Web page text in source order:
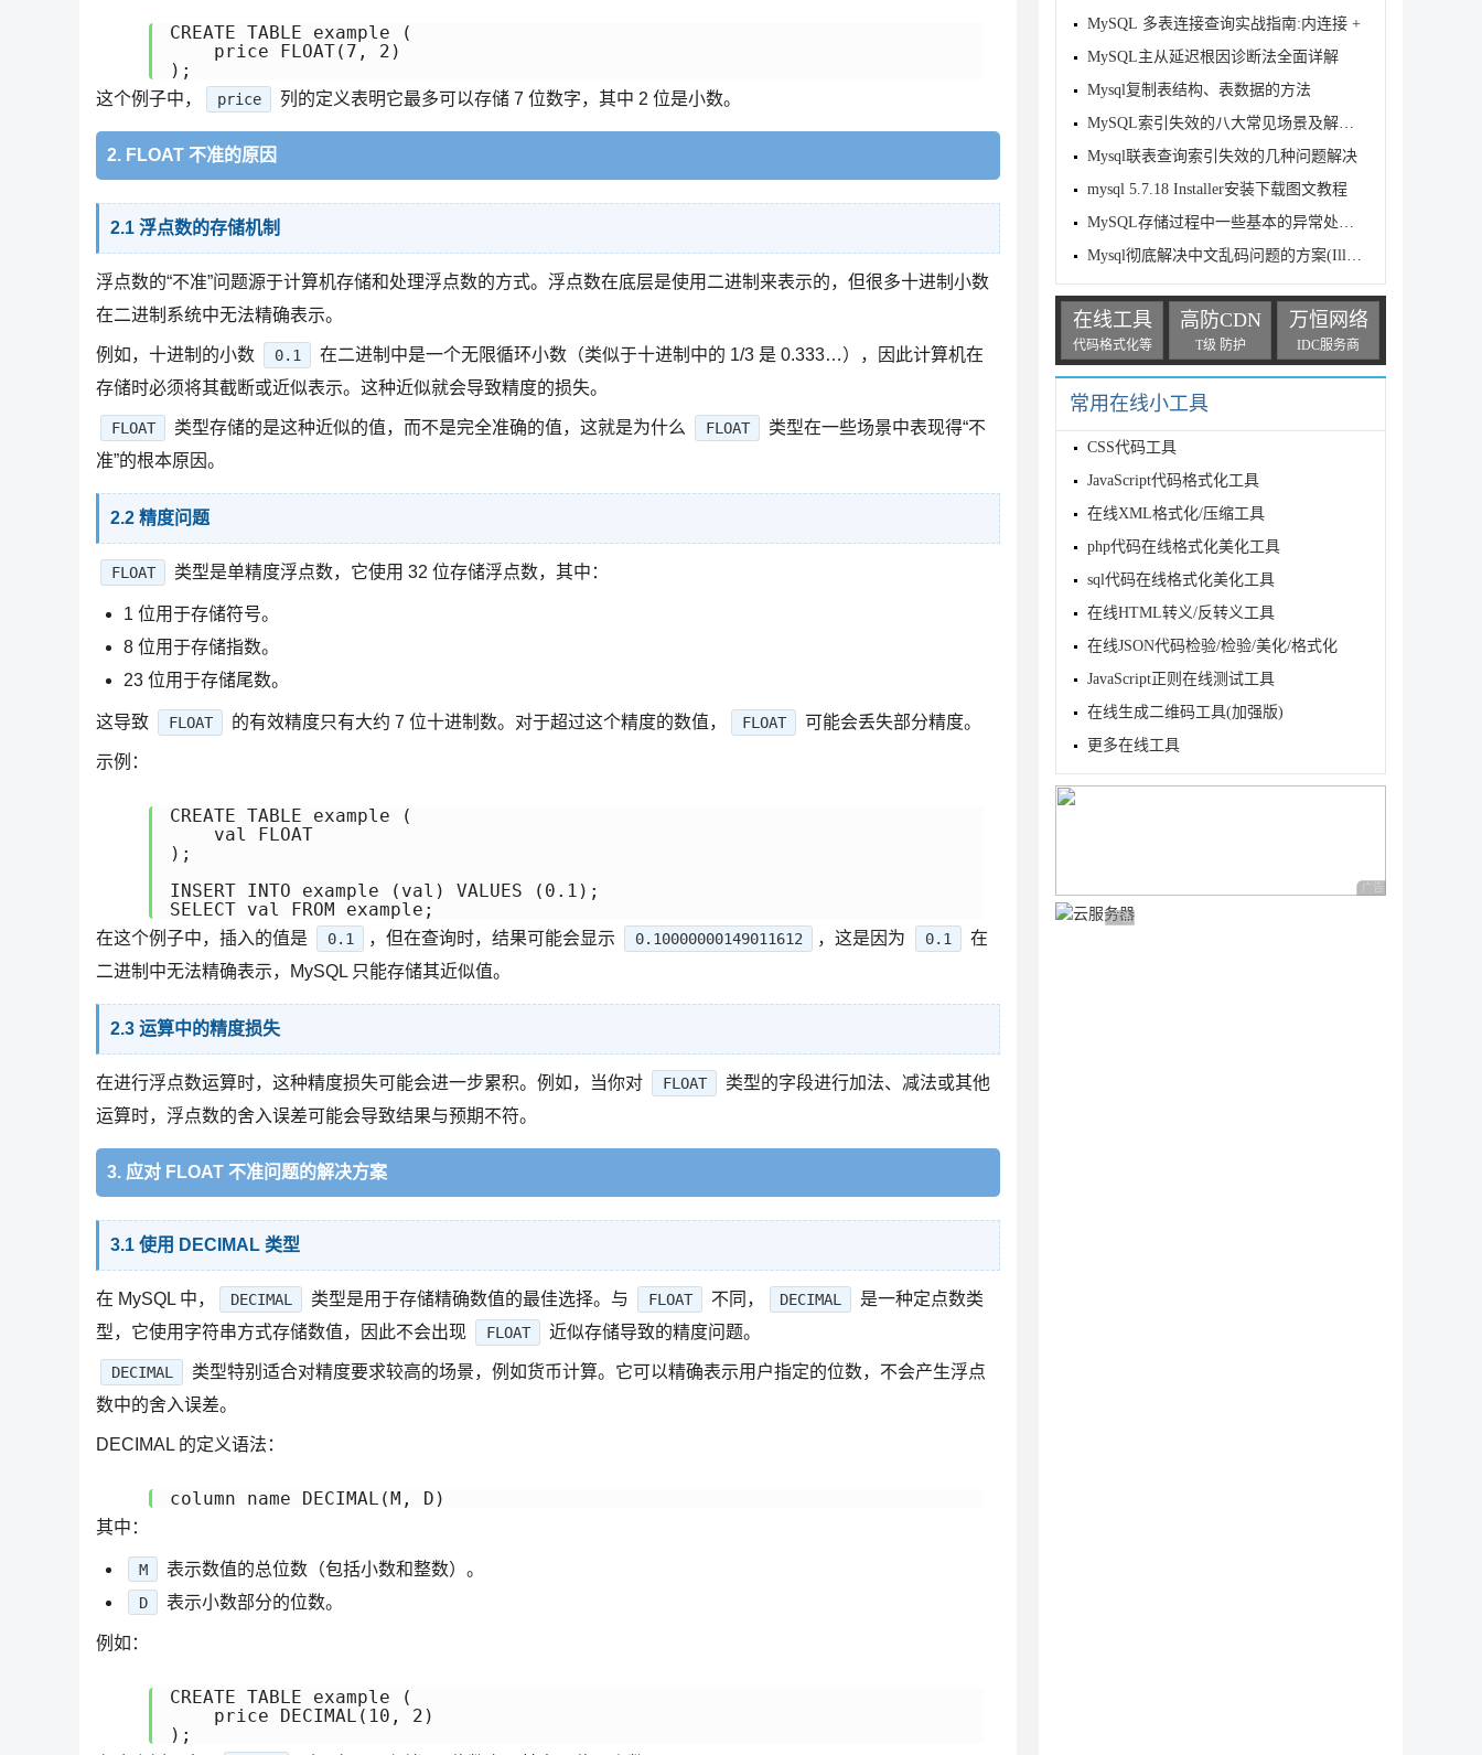
CREATE TABLE example (
    price FLOAT(7, 2)
这个例子中， price 列的定义表明它最多可以存储 7 位数字，其中 2 位是小数。
2. FLOAT 不准的原因
2.1 浮点数的存储机制
浮点数的“不准”问题源于计算机存储和处理浮点数的方式。浮点数在底层是使用二进制来表示的，但很多十进制小数
在二进制系统中无法精确表示。
例如，十进制的小数 0.1
在二进制中是一个无限循环小数（类似于十进制中的 1/3 是 0.333…），因此计算机在
存储时必须将其截断或近似表示。这种近似就会导致精度的损失。
FLOAT 类型存储的是这种近似的值，而不是完全准确的值，这就是为什么 FLOAT
类型在一些场景中表现得“不
准”的根本原因。
2.2 精度问题
FLOAT 类型是单精度浮点数，它使用 32 位存储浮点数，其中：
1 位用于存储符号。
8 位用于存储指数。
23 位用于存储尾数。
这导致 FLOAT 的有效精度只有大约 7 位十进制数。对于超过这个精度的数值， FLOAT 可能会丢失部分精度。
示例：
CREATE TABLE example (
    val FLOAT
);
INSERT INTO example (val) VALUES (0.1);
在这个例子中，插入的值是 0.1 ，但在查询时，结果可能会显示 0.10000000149011612 ，这是因为 0.1
在
二进制中无法精确表示，MySQL 只能存储其近似值。
2.3 运算中的精度损失
在进行浮点数运算时，这种精度损失可能会进一步累积。例如，当你对 FLOAT
类型的字段进行加法、减法或其他
运算时，浮点数的舍入误差可能会导致结果与预期不符。
3. 应对 FLOAT 不准问题的解决方案
3.1 使用 DECIMAL 类型
在 MySQL 中， DECIMAL 类型是用于存储精确数值的最佳选择。与 FLOAT 不同， DECIMAL
是一种定点数类
型，它使用字符串方式存储数值，因此不会出现
FLOAT 近似存储导致的精度问题。
DECIMAL
类型特别适合对精度要求较高的场景，例如货币计算。它可以精确表示用户指定的位数，不会产生浮点
数中的舍入误差。
DECIMAL 的定义语法：
其中：
M 表示数值的总位数（包括小数和整数）。
D 表示小数部分的位数。
例如：
CREATE TABLE example (
    price DECIMAL(10, 2)
MySQL 多表连接查询实战指南:内连接 +
MySQL主从延迟根因诊断法全面详解
Mysql复制表结构、表数据的方法
MySQL索引失效的八大常见场景及解决方法
Mysql联表查询索引失效的几种问题解决
mysql 5.7.18 Installer安装下载图文教程
MySQL存储过程中一些基本的异常处理教程
Mysql彻底解决中文乱码问题的方案(Illegal mix of coll
在线工具
代码格式化等
高防CDN
T级 防护
万恒网络
IDC服务商
常用在线小工具
CSS代码工具
JavaScript代码格式化工具
在线XML格式化/压缩工具
php代码在线格式化美化工具
sql代码在线格式化美化工具
在线HTML转义/反转义工具
在线JSON代码检验/检验/美化/格式化
JavaScript正则在线测试工具
在线生成二维码工具(加强版)
更多在线工具
广告 商业广告，理性
广告 商业广告，理性选择